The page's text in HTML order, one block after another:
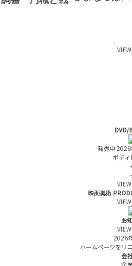
発売中 2026
ボディ
映画美術
お
2026
ホームページをリ
会